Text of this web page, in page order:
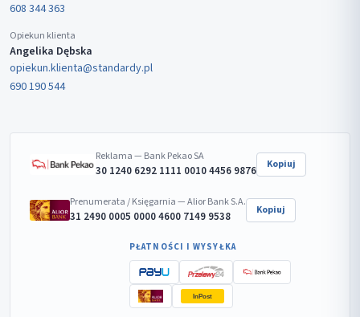
608 344 363
Opiekun klienta
Angelika Dębska
opiekun.klienta@standardy.pl
690 190 544
Reklama — Bank Pekao SA
30 1240 6292 1111 0010 4456 9876 Kopiuj
Prenumerata / Księgarnia — Alior Bank S.A.
31 2490 0005 0000 4600 7149 9538 Kopiuj
PŁATNOŚCI I WYSYŁKA
InPost